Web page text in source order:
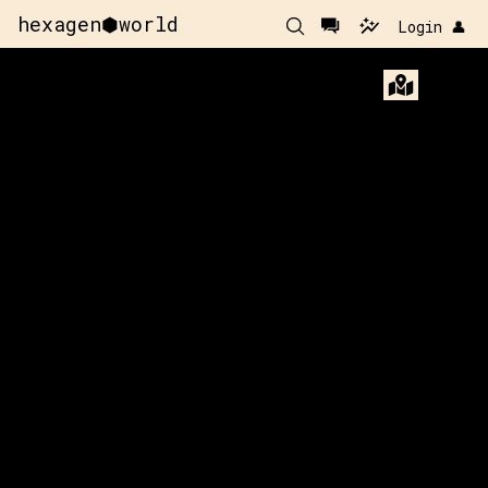
hexagen⬢world Login 👤